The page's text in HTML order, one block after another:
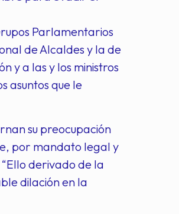
Parlamentarios
de Alcaldes y la de
y a las y los ministros
asuntos que le
su preocupación
por mandato legal y
derivado de la
dilación en la